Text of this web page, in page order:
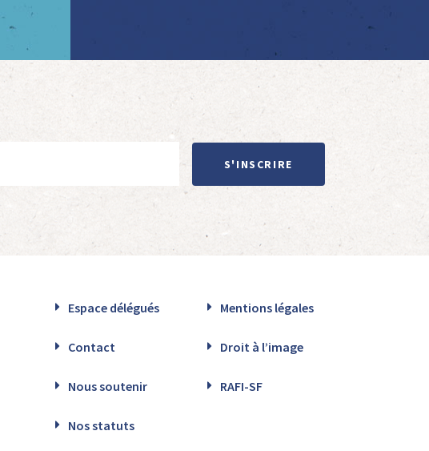
S'INSCRIRE
Espace délégués Mentions légales
Contact Droit à l’image
Nous soutenir RAFI-SF
Nos statuts